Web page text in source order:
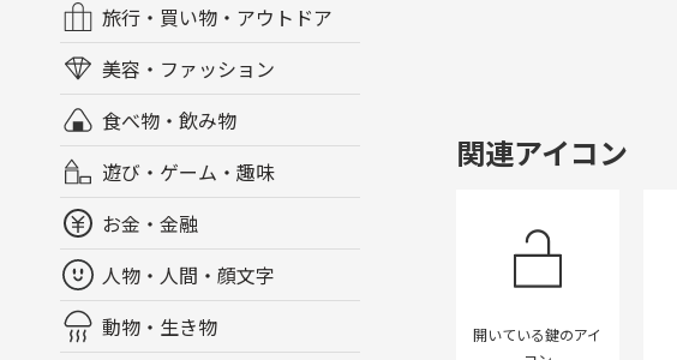
旅行・買い物・アウトドア
美容・ファッション
食べ物・飲み物
遊び・ゲーム・趣味
お金・金融
人物・人間・顔文字
動物・生き物
関連アイコン
開いている鍵のアイ